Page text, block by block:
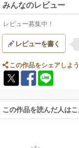
みんなのレビュー
レビュー募集中！
レビューを書く
この作品をシェアしよう
この作品を読んだ人は